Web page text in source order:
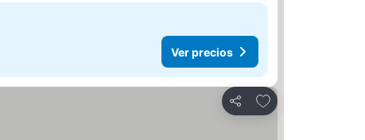
Ver precios
Compartir
Agregar a favoritos